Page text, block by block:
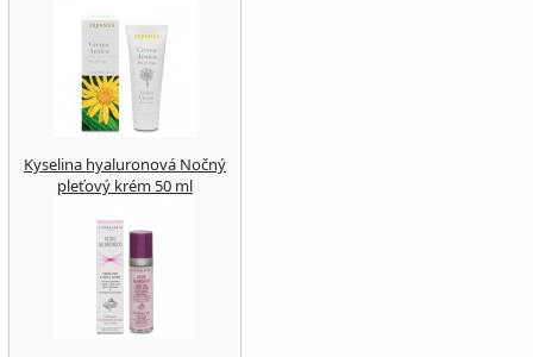
Kyselina hyaluronová Nočný
pleťový krém 50 ml